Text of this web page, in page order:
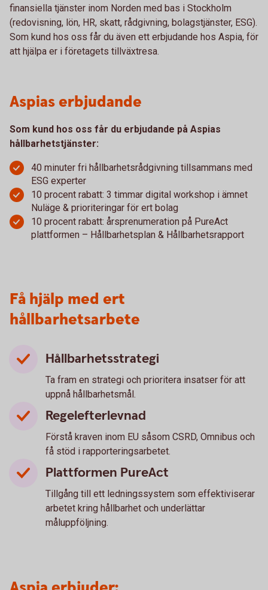
finansiella tjänster inom Norden med bas i Stockholm
(redovisning, lön, HR, skatt, rådgivning, bolagstjänster, ESG).
Som kund hos oss får du även ett erbjudande hos Aspia, för
att hjälpa er i företagets tillväxtresa.
Aspias erbjudande
Som kund hos oss får du erbjudande på Aspias
hållbarhetstjänster:
40 minuter fri hållbarhetsrådgivning tillsammans med
ESG experter
10 procent rabatt: 3 timmar digital workshop i ämnet
Nuläge & prioriteringar för ert bolag
10 procent rabatt: årsprenumeration på PureAct
plattformen – Hållbarhetsplan & Hållbarhetsrapport
Få hjälp med ert
hållbarhetsarbete
Hållbarhetsstrategi
Ta fram en strategi och prioritera insatser för att
uppnå hållbarhetsmål.
Regelefterlevnad
Förstå kraven inom EU såsom CSRD, Omnibus och
få stöd i rapporteringsarbetet.
Plattformen PureAct
Tillgång till ett ledningssystem som effektiviserar
arbetet kring hållbarhet och underlättar
måluppföljning.